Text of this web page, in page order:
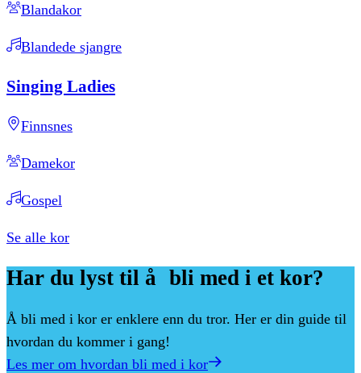
Blandakor
Blandede sjangre
Singing Ladies
Finnsnes
Damekor
Gospel
Se alle kor
Har du lyst til å bli med i et kor?
Å bli med i kor er enklere enn du tror. Her er din guide til
hvordan du kommer i gang!
Les mer om hvordan bli med i kor